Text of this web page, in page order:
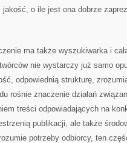
o ile jest ona dobrze
ma także wyszukiwarka i
nie wystarczy już samo
odpowiednią strukturę,
rośnie znaczenie działań
treści odpowiadających na
publikacji, ale także
potrzeby odbiorcy, ten